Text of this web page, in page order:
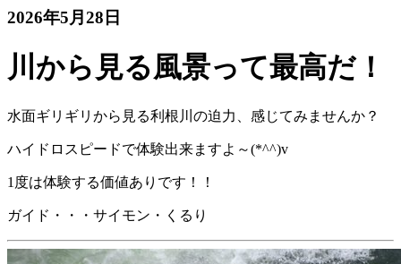
2026年5月28日
川から見る風景って最高だ！
水面ギリギリから見る利根川の迫力、感じてみませんか？
ハイドロスピードで体験出来ますよ～(*^^)v
1度は体験する価値ありです！！
ガイド・・・サイモン・くるり